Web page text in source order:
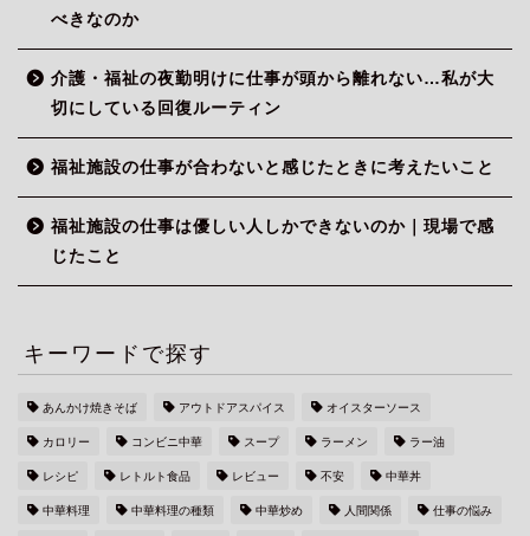
べきなのか
介護・福祉の夜勤明けに仕事が頭から離れない…私が大
切にしている回復ルーティン
福祉施設の仕事が合わないと感じたときに考えたいこと
福祉施設の仕事は優しい人しかできないのか｜現場で感
じたこと
キーワードで探す
あんかけ焼きそば アウトドアスパイス オイスターソース
カロリー コンビニ中華 スープ ラーメン ラー油
レシピ レトルト食品 レビュー 不安 中華丼
中華料理 中華料理の種類 中華炒め 人間関係 仕事の悩み